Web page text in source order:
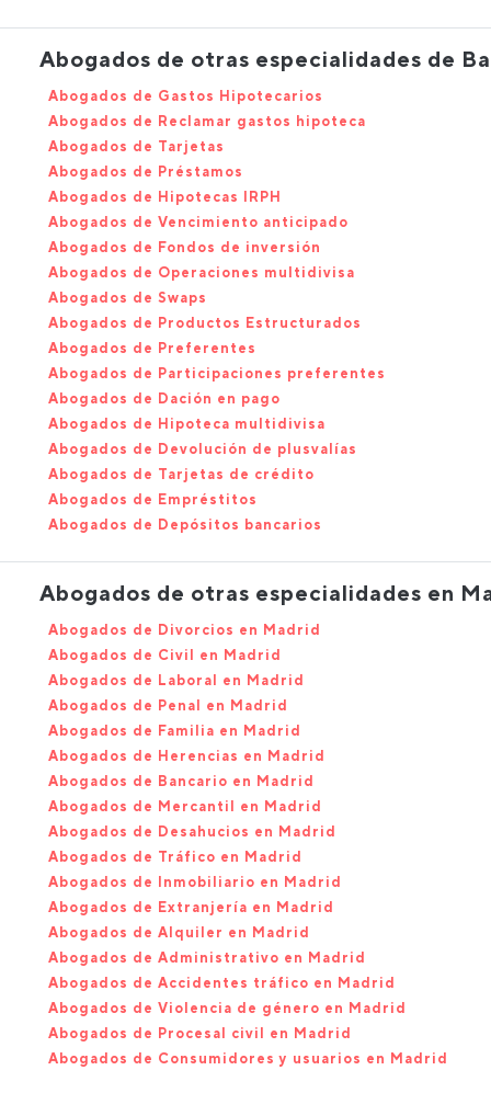
Abogados de otras especialidades de
Abogados de Gastos Hipotecarios
Abogados de Reclamar gastos hipoteca
Abogados de Tarjetas
Abogados de Préstamos
Abogados de Hipotecas IRPH
Abogados de Vencimiento anticipado
Abogados de Fondos de inversión
Abogados de Operaciones multidivisa
Abogados de Swaps
Abogados de Productos Estructurados
Abogados de Preferentes
Abogados de Participaciones preferentes
Abogados de Dación en pago
Abogados de Hipoteca multidivisa
Abogados de Devolución de plusvalías
Abogados de Tarjetas de crédito
Abogados de Empréstitos
Abogados de Depósitos bancarios
Abogados de otras especialidades en
Abogados de Divorcios en Madrid
Abogados de Civil en Madrid
Abogados de Laboral en Madrid
Abogados de Penal en Madrid
Abogados de Familia en Madrid
Abogados de Herencias en Madrid
Abogados de Bancario en Madrid
Abogados de Mercantil en Madrid
Abogados de Desahucios en Madrid
Abogados de Tráfico en Madrid
Abogados de Inmobiliario en Madrid
Abogados de Extranjería en Madrid
Abogados de Alquiler en Madrid
Abogados de Administrativo en Madrid
Abogados de Accidentes tráfico en Madrid
Abogados de Violencia de género en Madrid
Abogados de Procesal civil en Madrid
Abogados de Consumidores y usuarios en Madrid